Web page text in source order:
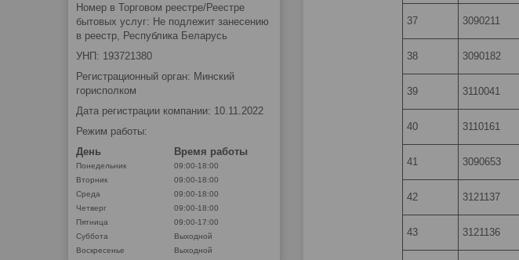
37 3090211
38 3090182
39 3110041
40 3110161
41 3090653
42 3121137
43 3121136
Номер в Торговом реестре/Реестре
бытовых услуг: Не подлежит занесению
в реестр, Республика Беларусь
УНП: 193721380
Регистрационный орган: Минский
горисполком
Дата регистрации компании: 10.11.2022
Режим работы:
День
Время работы
Понедельник
09:00-18:00
Вторник
09:00-18:00
Среда
09:00-18:00
Четверг
09:00-18:00
Пятница
09:00-17:00
Суббота
Выходной
Воскресенье
Выходной